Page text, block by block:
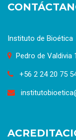
Instituto de Bioética
Pedro de Valdivia
+56 2 24 20 75